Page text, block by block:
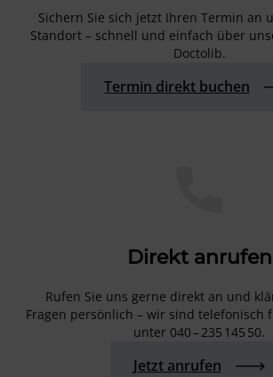
Sichern Sie sich jetzt Ihren Termin an
Standort – schnell und einfach über
Doctolib.
Termin direkt buchen
Direkt anrufen
Rufen Sie uns gerne direkt an und
Fragen persönlich – wir sind telefonisch
unter 040 – 235 145 50.
Jetzt anrufen